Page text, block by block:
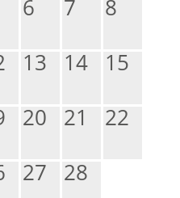
6 7
8
13 14
15
20 21
22
27 28